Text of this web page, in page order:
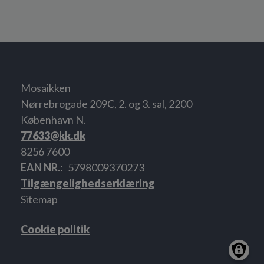
Mosaikken
Nørrebrogade 209C, 2. og 3. sal, 2200
København N.
77633@kk.dk
8256 7600
EAN NR.
5798009370273
Tilgængelighedserklæring
Sitemap
Cookie politik